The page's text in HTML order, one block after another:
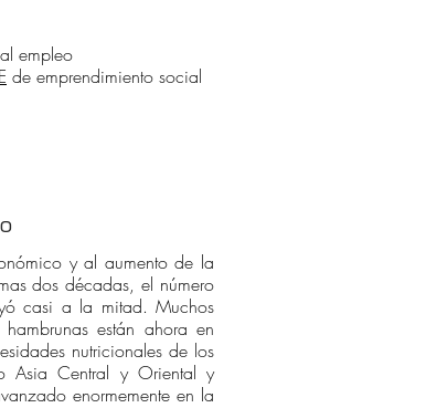
empleo
de emprendimiento social
y al aumento de la
dos décadas, el número
casi a la mitad. Muchos
están ahora en
nutricionales de los
Asia Central y Oriental y
enormemente en la